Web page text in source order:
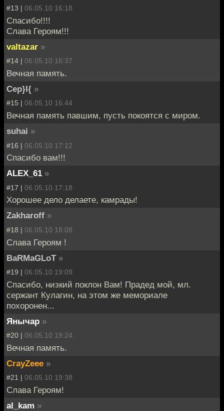
#13 | 06.05.10 16:18
Спасибо!!!!
Слава Героям!!!
valtazar »
#14 | 06.05.10 16:37
Вечная память.
Cep}I{ »
#15 | 06.05.10 16:44
Вечная память павшим, пусть покоятся с миром.
suhai »
#16 | 06.05.10 17:12
Спасибо вам!!!
ALEX_61 »
#17 | 06.05.10 17:18
Хорошее дело делаете, камрады!
Zakharoff »
#18 | 06.05.10 18:08
Слава Героям !
BaRMaGLoT »
#19 | 06.05.10 19:09
Спасибо, низкий поклон Вам! Прадед мой, мл.
сержант Кулагин, на этом же мемориале
похоронен...
Янычар »
#20 | 06.05.10 19:24
Вечная память.
CrayZeee »
#21 | 06.05.10 19:38
Cлава Героям!
al_kam »